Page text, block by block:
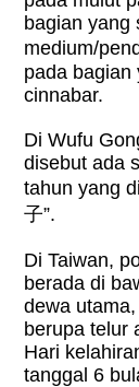
bagian yang
medium/
pada bagian
cinnabar.
Di Wufu
disebut ada
tahun yang
子”.
Di Taiwan,
berada di
dewa
berupa telur
Hari
tanggal 6